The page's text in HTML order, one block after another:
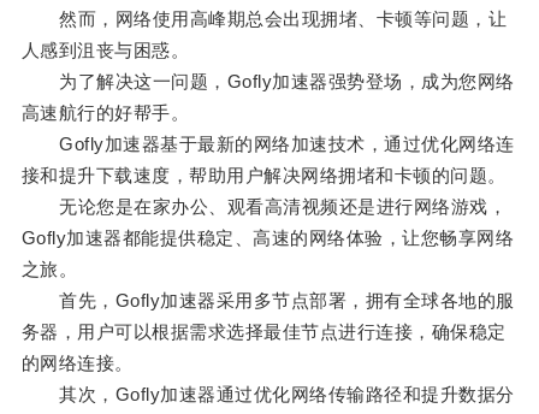
然而，网络使用高峰期总会出现拥堵、卡顿等问题，让
人感到沮丧与困惑。
为了解决这一问题，Gofly加速器强势登场，成为您网络
高速航行的好帮手。
Gofly加速器基于最新的网络加速技术，通过优化网络连
接和提升下载速度，帮助用户解决网络拥堵和卡顿的问题。
无论您是在家办公、观看高清视频还是进行网络游戏，
Gofly加速器都能提供稳定、高速的网络体验，让您畅享网络
之旅。
首先，Gofly加速器采用多节点部署，拥有全球各地的服
务器，用户可以根据需求选择最佳节点进行连接，确保稳定
的网络连接。
其次，Gofly加速器通过优化网络传输路径和提升数据分